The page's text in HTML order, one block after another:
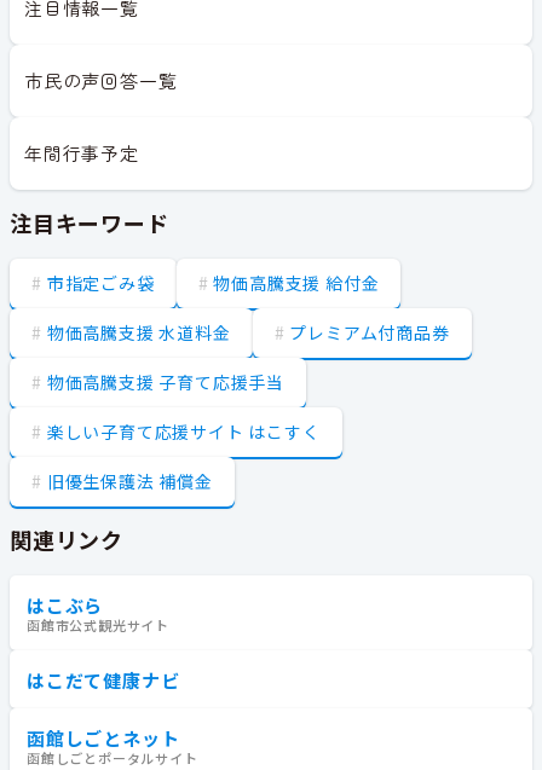
注目情報一覧
市民の声回答一覧
年間行事予定
注目キーワード
市指定ごみ袋 物価高騰支援 給付金
物価高騰支援 水道料金 プレミアム付商品券
物価高騰支援 子育て応援手当
楽しい子育て応援サイト はこすく
旧優生保護法 補償金
関連リンク
はこぶら
函館市公式観光サイト
はこだて健康ナビ
函館しごとネット
函館しごとポータルサイト